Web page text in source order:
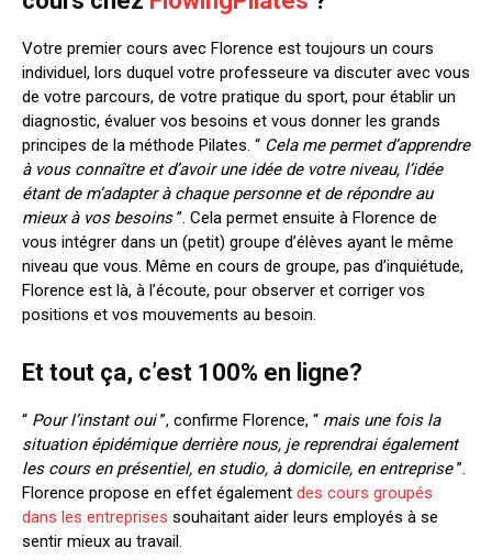
Votre premier cours avec Florence est toujours un cours
individuel, lors duquel votre professeure va discuter avec vous
de votre parcours, de votre pratique du sport, pour établir un
diagnostic, évaluer vos besoins et vous donner les grands
principes de la méthode Pilates. “ Cela me permet d’apprendre
à vous connaître et d’avoir une idée de votre niveau, l’idée
étant de m’adapter à chaque personne et de répondre au
mieux à vos besoins”. Cela permet ensuite à Florence de
vous intégrer dans un (petit) groupe d’élèves ayant le même
niveau que vous. Même en cours de groupe, pas d’inquiétude,
Florence est là, à l’écoute, pour observer et corriger vos
positions et vos mouvements au besoin.
Et tout ça, c’est 100% en ligne?
“ Pour l’instant oui”, confirme Florence, “ mais une fois la
situation épidémique derrière nous, je reprendrai également
les cours en présentiel, enstudio, à domicile, en entreprise”.
Florence propose en effet également des cours groupés
dans les entreprises souhaitant aider leurs employés à se
sentir mieux au travail.